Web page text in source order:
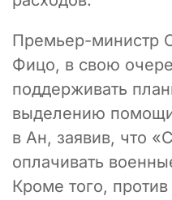
Премьер-министр
Фицо, в свою
поддерживать
выделению
в Ан, заявив, что
оплачивать
Кроме того,